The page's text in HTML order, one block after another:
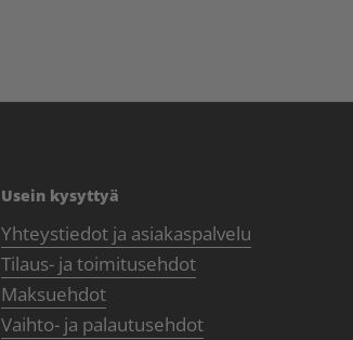
Usein kysyttyä
Yhteystiedot ja asiakaspalvelu
Tilaus- ja toimitusehdot
Maksuehdot
Vaihto- ja palautusehdot